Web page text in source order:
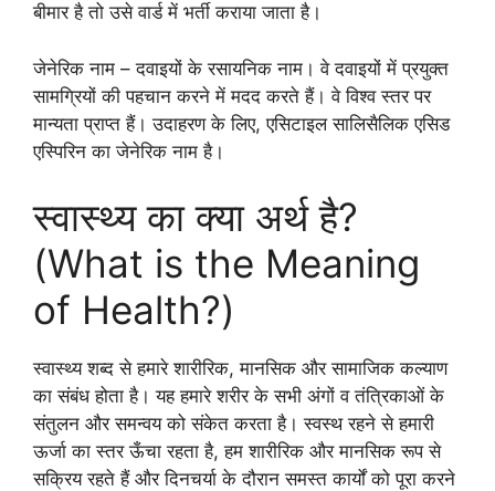
बीमार है तो उसे वार्ड में भर्ती कराया जाता है।
जेनेरिक नाम – दवाइयों के रसायनिक नाम। वे दवाइयों में प्रयुक्त
सामग्रियों की पहचान करने में मदद करते हैं। वे विश्व स्तर पर
मान्यता प्राप्त हैं। उदाहरण के लिए, एसिटाइल सालिसैलिक एसिड
एस्पिरिन का जेनेरिक नाम है।
स्वास्थ्य का क्या अर्थ है?
(What is the Meaning
of Health?)
स्वास्थ्य शब्द से हमारे शारीरिक, मानसिक और सामाजिक कल्याण
का संबंध होता है। यह हमारे शरीर के सभी अंगों व तंत्रिकाओं के
संतुलन और समन्वय को संकेत करता है। स्वस्थ रहने से हमारी
ऊर्जा का स्तर ऊँचा रहता है, हम शारीरिक और मानसिक रूप से
सक्रिय रहते हैं और दिनचर्या के दौरान समस्त कार्यों को पूरा करने